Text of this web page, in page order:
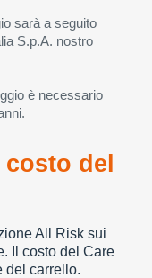
sarà a seguito
S.p.A. nostro
è necessario
del
All Risk sui
Il costo del Care
del carrello.